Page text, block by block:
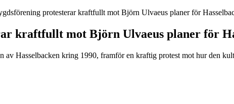
protesterar kraftfullt mot Björn Ulvaeus planer för
kraftfullt mot Björn Ulvaeus planer för
Hasselbacken kring 1990, framför en kraftig protest mot hur den